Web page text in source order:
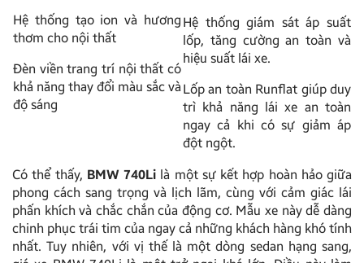
Hệ thống tạo ion và hương
thơm cho nội thất
Đèn viền trang trí nội thất có
khả năng thay đổi màu sắc và
độ sáng
Hệ thống giám sát áp suất
lốp, tăng cường an toàn và
hiệu suất lái xe.
Lốp an toàn Runflat giúp duy
trì khả năng lái xe an toàn
ngay cả khi có sự giảm áp
đột ngột.
Có thể thấy, BMW 740Li là một sự kết hợp hoàn hảo giữa
phong cách sang trọng và lịch lãm, cùng với cảm giác lái
phấn khích và chắc chắn của động cơ. Mẫu xe này dễ dàng
chinh phục trái tim của ngay cả những khách hàng khó tính
nhất. Tuy nhiên, với vị thế là một dòng sedan hạng sang,